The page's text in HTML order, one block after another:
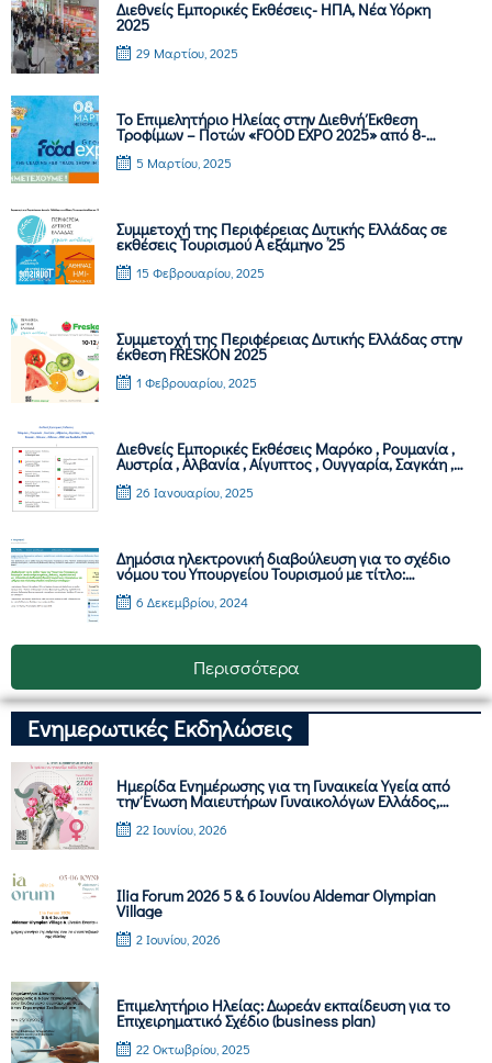
Διεθνείς Εμπορικές Εκθέσεις- ΗΠΑ, Nέα Υόρκη
2025
29 Μαρτίου, 2025
Το Επιμελητήριο Ηλείας στην Διεθνή Έκθεση
Τροφίμων – Ποτών «FOOD EXPO 2025» από 8-
10/3/2025, στο METROPOLITAN EXPO.
5 Μαρτίου, 2025
Συμμετοχή της Περιφέρειας Δυτικής Ελλάδας σε
εκθέσεις Τουρισμού Α εξάμηνο ’25
15 Φεβρουαρίου, 2025
Συμμετοχή της Περιφέρειας Δυτικής Ελλάδας στην
έκθεση FRESKON 2025
1 Φεβρουαρίου, 2025
Διεθνείς Εμπορικές Εκθέσεις Μαρόκο , Ρουμανία ,
Αυστρία , Αλβανία , Αίγυπτος , Ουγγαρία, Σαγκάη ,
Κύπρος , Λίβανος , ΗΑΕ και Βραζιλία 2025
26 Ιανουαρίου, 2025
Δημόσια ηλεκτρονική διαβούλευση για το σχέδιο
νόμου του Υπουργείου Τουρισμού με τίτλο:
«Θέσπιση προδιαγραφών ακινήτων βραχυχρόνιας
μίσθωσης, περιβαλλοντική κατάταξη
διατάξεις ελέγχου και ενίσχυσης πλαισίου
τουριστικών υποδομών»
6 Δεκεμβρίου, 2024
Περισσότερα
Ενημερωτικές Εκδηλώσεις
Ημερίδα Ενημέρωσης για τη Γυναικεία Υγεία από
την Ένωση Μαιευτήρων Γυναικολόγων Ελλάδος,
Σάββατο 27 Ιουνίου 2026
22 Ιουνίου, 2026
Ilia Forum 2026 5 & 6 Ιουνίου Aldemar Olympian
Village
2 Ιουνίου, 2026
Επιμελητήριο Ηλείας: Δωρεάν εκπαίδευση για το
Επιχειρηματικό Σχέδιο (business plan)
22 Οκτωβρίου, 2025